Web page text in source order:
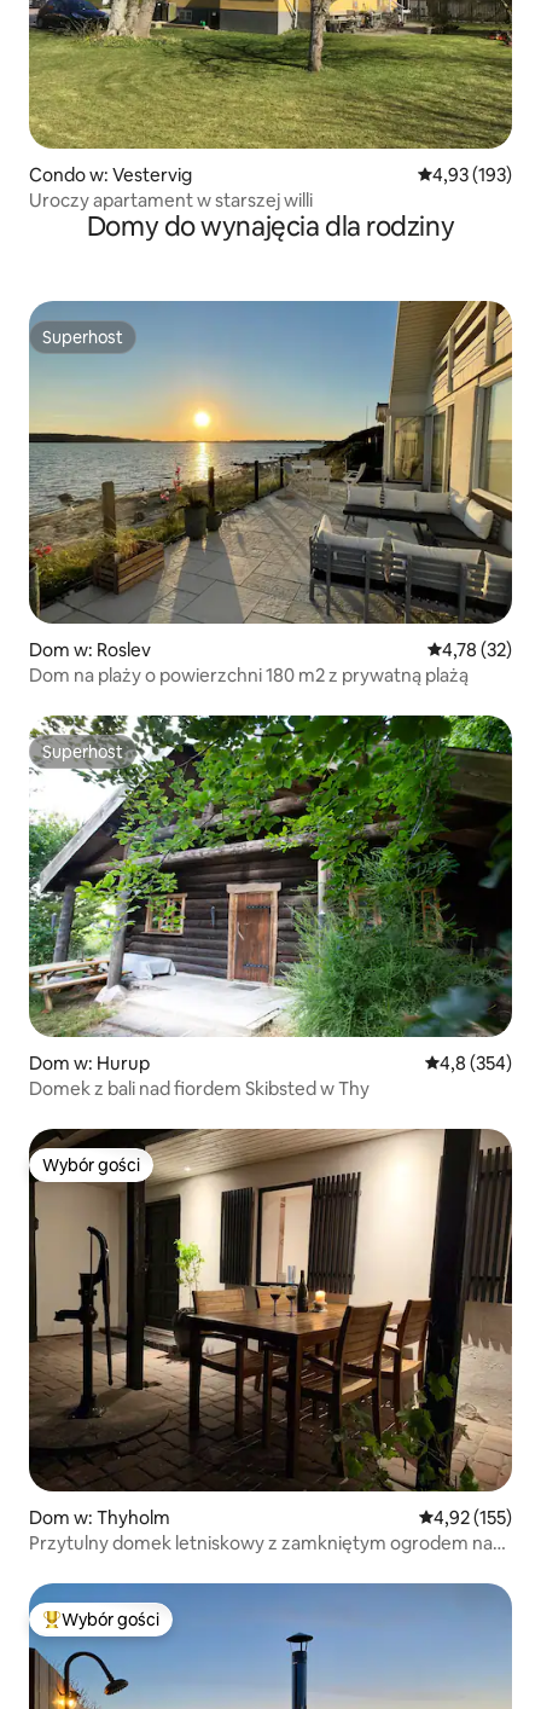
Condo w: Vestervig Średnia
4,93 (193)
Uroczy apartament w starszej willi
Domy do wynajęcia dla rodziny
Superhost
Superhost
Dom w: Roslev Średnia
4,78 (32)
Dom na plaży o powierzchni 180 m2 z prywatną plażą
Superhost
Superhost
Dom w: Hurup Średnia
4,8 (354)
Domek z bali nad fiordem Skibsted w Thy
Wybór gości
Wybór gości
Dom w: Thyholm Średnia
4,92 (155)
Przytulny domek letniskowy z zamkniętym ogrodem na
Najpopularniejsze z kategorii Wybór gości
Wybór gości